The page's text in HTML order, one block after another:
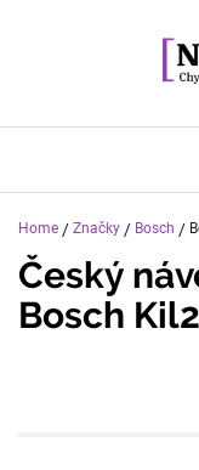
Home / Značky / Bosch /
Český
Bosch